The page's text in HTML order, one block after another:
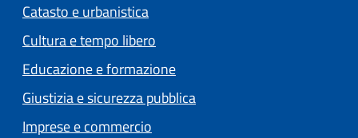
Catasto e urbanistica
Cultura e tempo libero
Educazione e formazione
Giustizia e sicurezza pubblica
Imprese e commercio